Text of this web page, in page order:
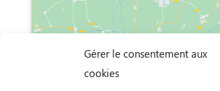
Gérer le consentement aux
cookies
Cliquez pour accepter les cookies